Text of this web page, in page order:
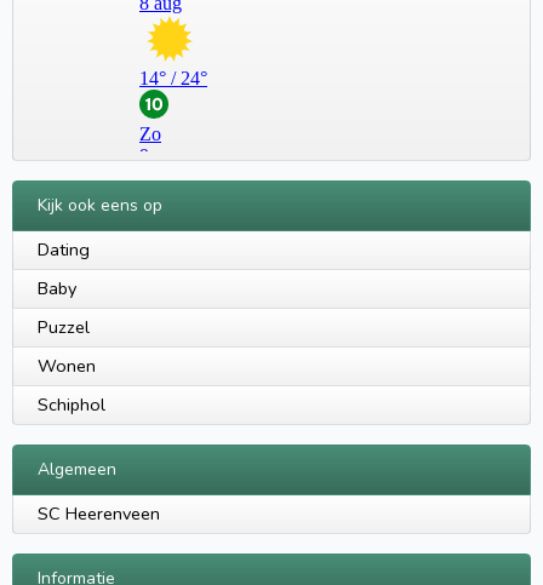
Kijk ook eens op
Dating
Baby
Puzzel
Wonen
Schiphol
Algemeen
SC Heerenveen
Informatie